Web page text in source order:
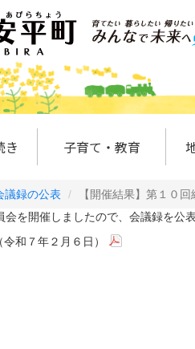
き 子育て・教育
議録の公表
【開催結果】第１０
を開催しましたので、会議録を公表
和７年２月６日）